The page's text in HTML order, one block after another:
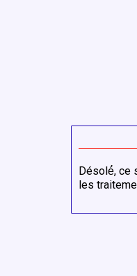
Désolé́, ce
les